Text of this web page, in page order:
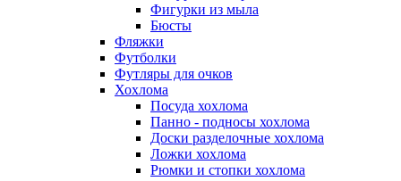
Фигурки из мыла
Бюсты
Фляжки
Футболки
Футляры для очков
Хохлома
Посуда хохлома
Панно - подносы хохлома
Доски разделочные хохлома
Ложки хохлома
Рюмки и стопки хохлома